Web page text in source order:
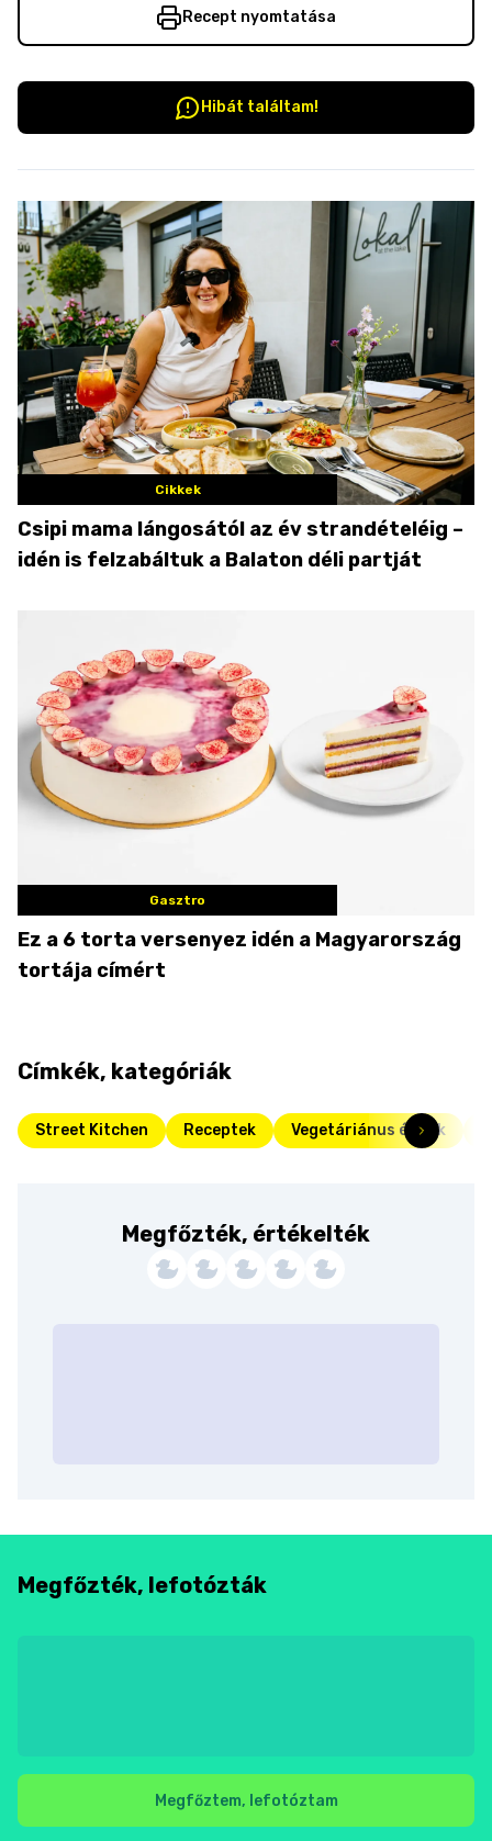
Recept nyomtatása
Hibát találtam!
Cikkek
Csipi mama lángosától az év strandételéig –
idén is felzabáltuk a Balaton déli partját
Gasztro
Ez a 6 torta versenyez idén a Magyarország
tortája címért
Címkék, kategóriák
Street Kitchen Receptek Vegetáriánus ételek
Megfőzték, értékelték
Megfőzték, lefotózták
Megfőztem, lefotóztam